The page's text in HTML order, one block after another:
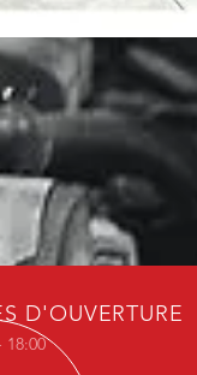
D'OUVERTURE
18:00